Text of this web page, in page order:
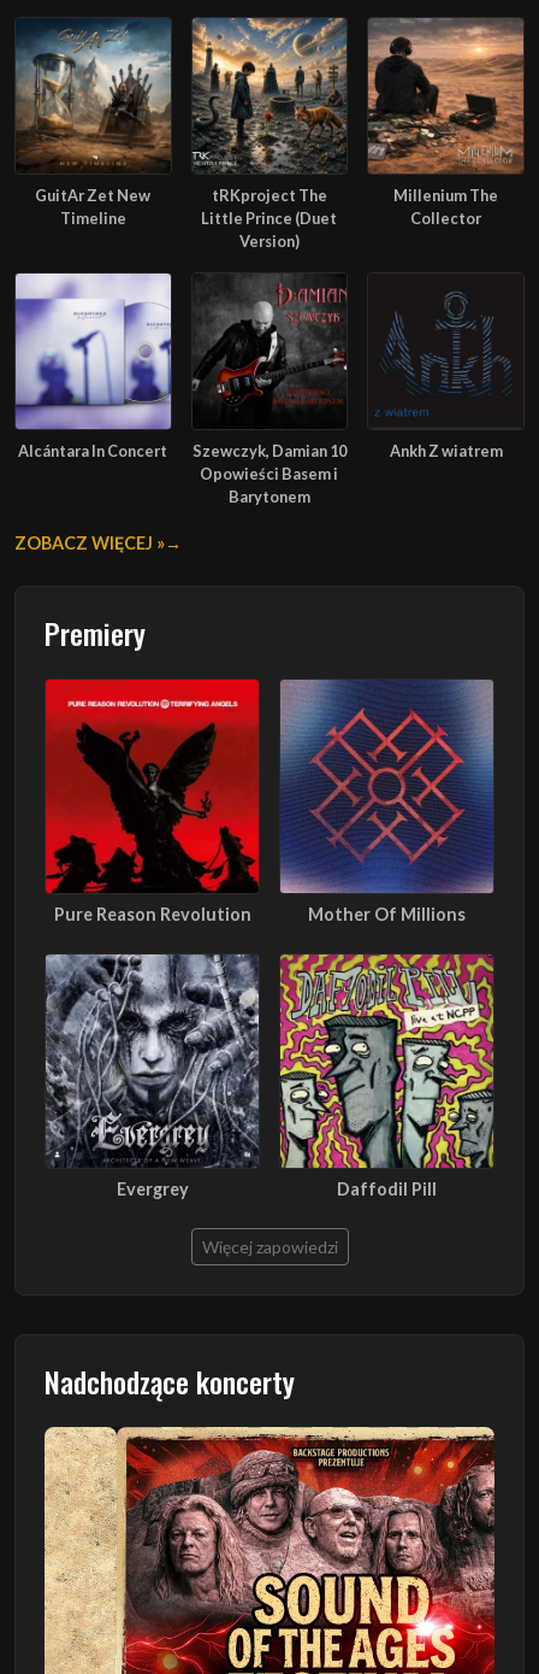
GuitAr Zet New
Timeline
tRKproject The
Little Prince (Duet
Version)
Millenium The
Collector
Alcántara In Concert
Szewczyk, Damian 10
Opowieści Basem i
Barytonem
Ankh Z wiatrem
ZOBACZ WIĘCEJ »
Premiery
Pure Reason Revolution Mother Of Millions
Evergrey Daffodil Pill
Więcej zapowiedzi
Nadchodzące koncerty
Poprzedni Następny